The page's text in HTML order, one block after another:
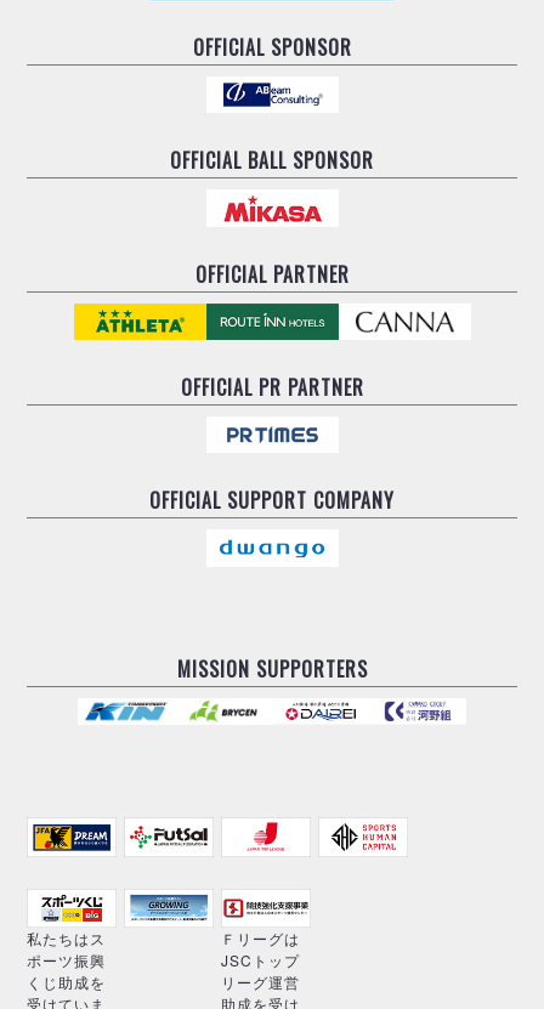
OFFICIAL SPONSOR
OFFICIAL BALL SPONSOR
OFFICIAL PARTNER
OFFICIALPR PARTNER
OFFICIAL SUPPORT COMPANY
MISSION SUPPORTERS
私たちはス
ポーツ振興
くじ助成を
受けていま
Ｆリーグは
JSCトップ
リーグ運営
助成を受け